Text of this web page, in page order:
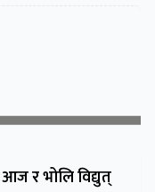
र भोलि विद्युत्